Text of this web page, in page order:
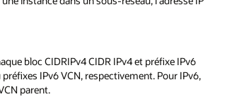
bloc CIDRIPv4 CIDR IPv4 et préfixe IPv6
IPv6 VCN, respectivement. Pour IPv6,
parent.